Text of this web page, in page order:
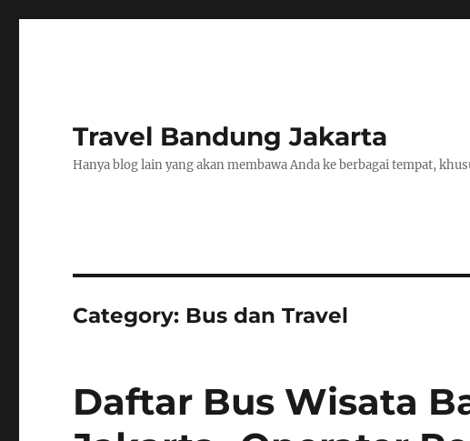
Travel Bandung Jakarta
Hanya blog lain yang akan membawa Anda ke berbagai tempat,
Category: Bus dan Travel
Daftar Bus Wisata